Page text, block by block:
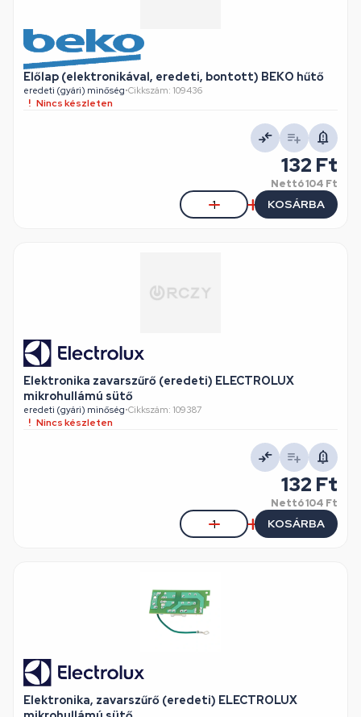
Előlap (elektronikával, eredeti, bontott) BEKO hűtő
eredeti (gyári) minőség•Cikkszám: 109436
Nincs készleten
132 Ft
Nettó104 Ft
KOSÁRBA
Elektronika zavarszűrő (eredeti) ELECTROLUX
mikrohullámú sütő
eredeti (gyári) minőség•Cikkszám: 109387
Nincs készleten
132 Ft
Nettó104 Ft
KOSÁRBA
Elektronika, zavarszűrő (eredeti) ELECTROLUX